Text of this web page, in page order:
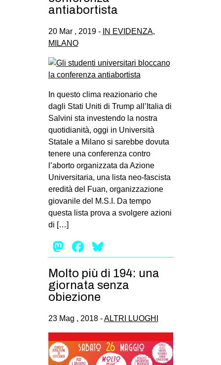
antiabortista
20 Mar , 2019 - IN EVIDENZA,
MILANO
In questo clima reazionario che
dagli Stati Uniti di Trump all’Italia di
Salvini sta investendo la nostra
quotidianità, oggi in Università
Statale a Milano si sarebbe dovuta
tenere una conferenza contro
l’aborto organizzata da Azione
Universitaria, una lista neo-fascista
eredità del Fuan, organizzazione
giovanile del M.S.I. Da tempo
questa lista prova a svolgere azioni
di […]
Mastodon
Facebook
Molto più di 194: una
giornata senza
obiezione
23 Mag , 2018 -ALTRI LUOGHI